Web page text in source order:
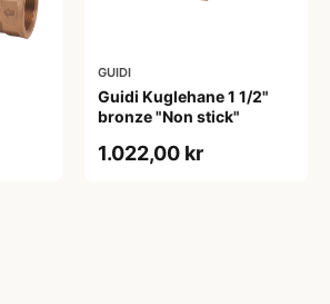
GUIDI
Guidi Kuglehane 1 1/2"
bronze "Non stick"
1.022,00 kr